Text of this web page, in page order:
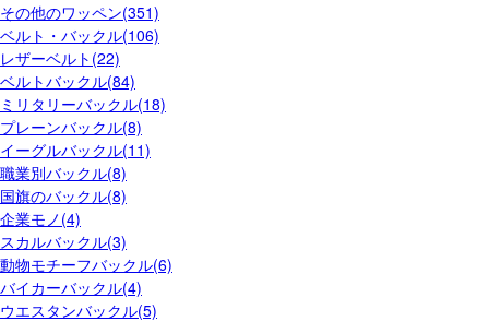
その他のワッペン(351)
ベルト・バックル(106)
レザーベルト(22)
ベルトバックル(84)
ミリタリーバックル(18)
プレーンバックル(8)
イーグルバックル(11)
職業別バックル(8)
国旗のバックル(8)
企業モノ(4)
スカルバックル(3)
動物モチーフバックル(6)
バイカーバックル(4)
ウエスタンバックル(5)